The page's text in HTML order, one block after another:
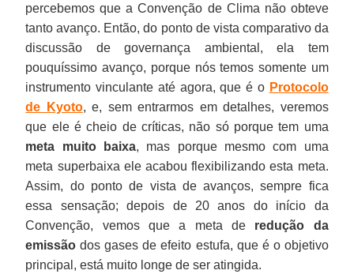
percebemos que a Convenção de Clima não obteve
tanto avanço. Então, do ponto de vista comparativo da
discussão de governança ambiental, ela tem
pouquíssimo avanço, porque nós temos somente um
instrumento vinculante até agora, que é o Protocolo
de Kyoto, e, sem entrarmos em detalhes, veremos
que ele é cheio de críticas, não só porque tem uma
meta muito baixa, mas porque mesmo com uma
meta superbaixa ele acabou flexibilizando esta meta.
Assim, do ponto de vista de avanços, sempre fica
essa sensação; depois de 20 anos do início da
Convenção, vemos que a meta de redução da
emissão dos gases de efeito estufa, que é o objetivo
principal, está muito longe de ser atingida.